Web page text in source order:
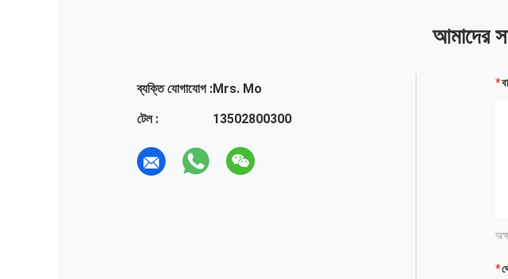
আমাদের
ব্যক্তি যোগাযোগ :Mrs. Mo
টেল :
13502800300